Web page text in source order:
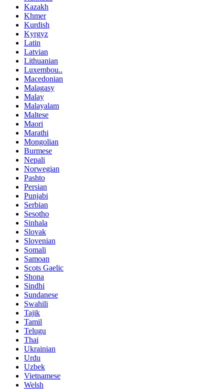
Kazakh
Khmer
Kurdish
Kyrgyz
Latin
Latvian
Lithuanian
Luxembou..
Macedonian
Malagasy
Malay
Malayalam
Maltese
Maori
Marathi
Mongolian
Burmese
Nepali
Norwegian
Pashto
Persian
Punjabi
Serbian
Sesotho
Sinhala
Slovak
Slovenian
Somali
Samoan
Scots Gaelic
Shona
Sindhi
Sundanese
Swahili
Tajik
Tamil
Telugu
Thai
Ukrainian
Urdu
Uzbek
Vietnamese
Welsh